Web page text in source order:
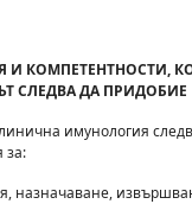
И КОМПЕТЕНТНОСТИ,
СЛЕДВА ДА ПРИДОБИЕ
имунология
за:
назначаване,